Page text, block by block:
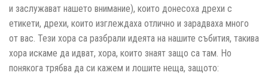
и заслужават нашето внимание), които донесоха дрехи с
етикети, дрехи, които изглеждаха отлично и зарадваха много
от вас. Тези хора са разбрали идеята на нашите събития, такива
хора искаме да идват, хора, които знаят защо са там. Но
понякога трябва да си кажем и лошите неща, защото: